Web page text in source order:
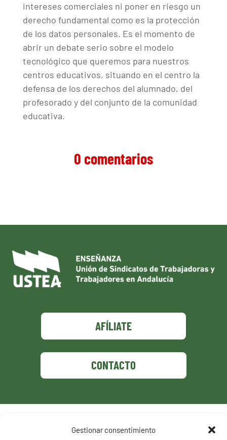
Gestionar consentimiento
intereses comerciales ni poner en riesgo un
derecho fundamental como es la protección
de los datos personales. Es el momento de
abrir un debate serio sobre el modelo
tecnológico que queremos para nuestros
centros educativos, situando en el centro la
defensa de los derechos del alumnado, del
profesorado y del conjunto de la comunidad
educativa.
0 comentarios
AFÍLIATE
CONTACTO
Política de privacidad